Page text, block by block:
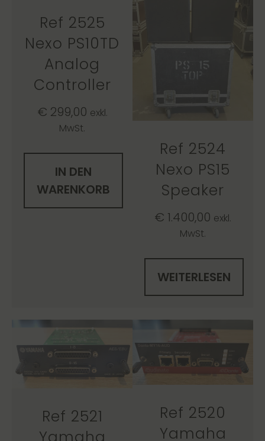
Ref 2525
Nexo PS10TD
Analog
Controller
€ 299,00 exkl.
MwSt.
IN DEN
WARENKORB
Ref 2524
Nexo PS15
Speaker
€ 1.400,00 exkl.
MwSt.
WEITERLESEN
Ref 2521
Ref 2520
Yamaha